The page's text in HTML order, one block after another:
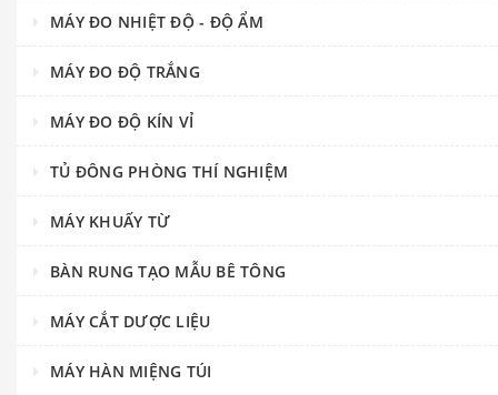
MÁY ĐO NHIỆT ĐỘ - ĐỘ ẨM
MÁY ĐO ĐỘ TRẮNG
MÁY ĐO ĐỘ KÍN VỈ
TỦ ĐÔNG PHÒNG THÍ NGHIỆM
MÁY KHUẤY TỪ
BÀN RUNG TẠO MẪU BÊ TÔNG
MÁY CẮT DƯỢC LIỆU
MÁY HÀN MIỆNG TÚI